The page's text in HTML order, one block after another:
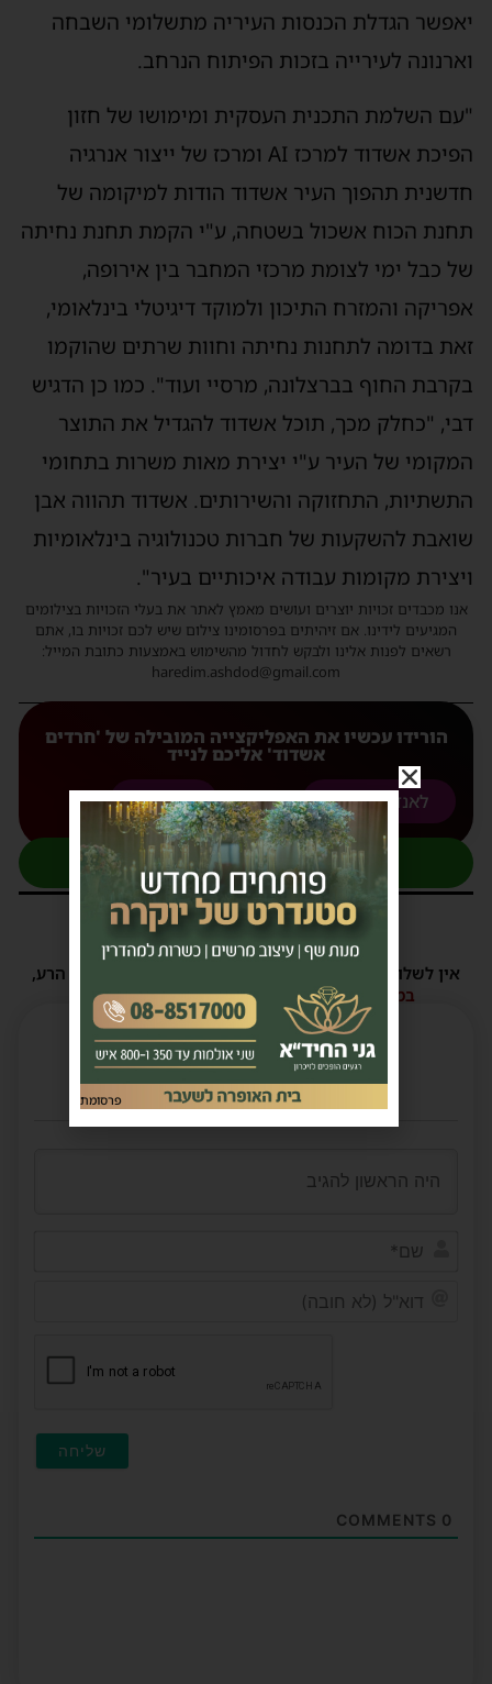
הגדלת הכנסות העיריה מתשלומי השבחה
לעירייה בזכות הפיתוח הנרחב.
השלמת התכנית העסקית ומימושו של חזון
הפיכת אשדוד למרכז AI ומרכז של ייצור אנרגיה
תהפוך העיר אשדוד הודות למיקומה של
הכוח אשכול בשטחה, ע"י הקמת תחנת נחיתה
כבל ימי לצומת מרכזי המחבר בין אירופה,
והמזרח התיכון ולמוקד דיגיטלי בינלאומי,
בדומה לתחנות נחיתה וחוות שרתים שהוקמו
החוף בברצלונה, מרסיי ועוד". כמו כן הדגיש
"כחלק מכך, תוכל אשדוד להגדיל את התוצר
של העיר ע"י יצירת מאות משרות בתחומי
התחזוקה והשירותים. אשדוד תהווה אבן
להשקעות של חברות טכנולוגיה בינלאומיות
מקומות עבודה איכותיים בעיר".
אנו מכבדים זכויות יוצרים ועושים מאמץ לאתר את בעלי הזכויות בצילומים
המגיעים לידינו. אם זיהיתים בפרסומינו צילום שיש לכם זכויות בו, אתם
רשאים לפנות אלינו ולבקש לחדול מהשימוש באמצעות כתובת המייל:
haredim.ashdod@gmail.com
הורידו עכשיו את האפליקצייה המובילה של 'חרדים
אשדוד' אליכם לנייד
לאנדורואיד
לאפל
להצטרפות לקבוצת העדכונים בוואטסאפ
תגובות
אין לשלוח תגובות שאינם הולמות או מכילות דברי לשון הרע,
הסתה ורכילות.
במידה ולא ניתן להגיב - הכתבה סגורה לתגובות.
פרסומת